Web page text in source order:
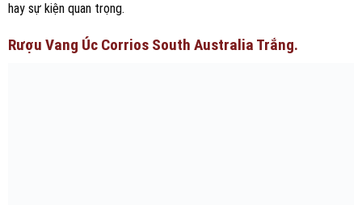
hay sự kiện quan trọng.
Rượu Vang Úc Corrios South Australia Trắng.